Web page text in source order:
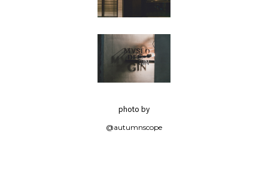
photo by
@autumnscope